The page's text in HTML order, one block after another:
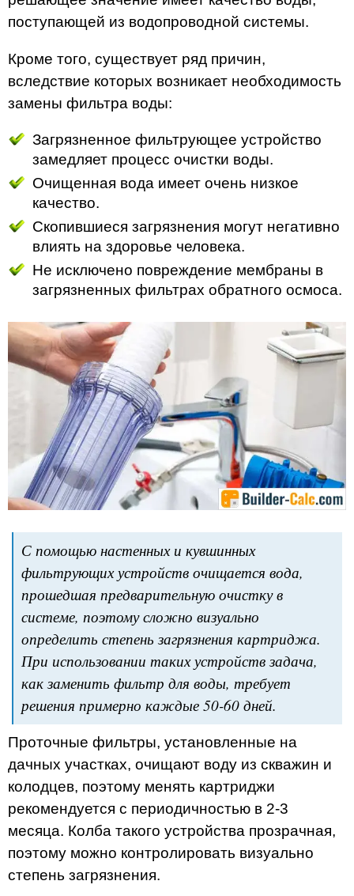
поступающей из водопроводной системы.
Кроме того, существует ряд причин,
вследствие которых возникает необходимость
замены фильтра воды:
Загрязненное фильтрующее устройство
замедляет процесс очистки воды.
Очищенная вода имеет очень низкое
качество.
Скопившиеся загрязнения могут негативно
влиять на здоровье человека.
Не исключено повреждение мембраны в
загрязненных фильтрах обратного осмоса.
С помощью настенных и кувшинных
фильтрующих устройств очищается вода,
прошедшая предварительную очистку в
системе, поэтому сложно визуально
определить степень загрязнения картриджа.
При использовании таких устройств задача,
как заменить фильтр для воды, требует
решения примерно каждые 50-60 дней.
Проточные фильтры, установленные на
дачных участках, очищают воду из скважин и
колодцев, поэтому менять картриджи
рекомендуется с периодичностью в 2-3
месяца. Колба такого устройства прозрачная,
поэтому можно контролировать визуально
степень загрязнения.